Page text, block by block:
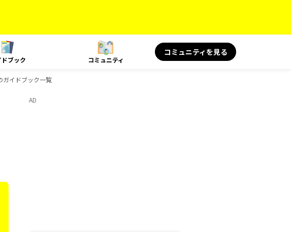
ドブック コミュニティ
コミュニティを見る
ガイドブック一覧
AD